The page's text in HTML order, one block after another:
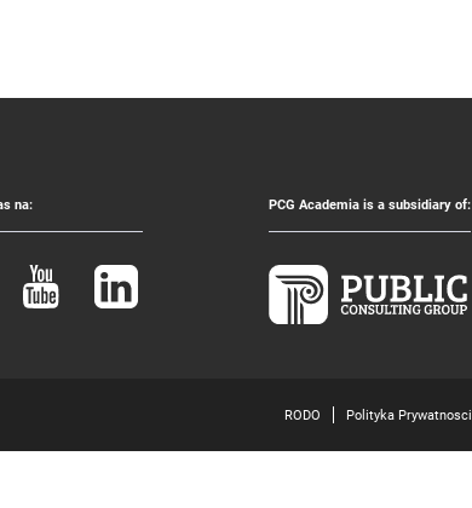
na: PCG Academia is a subsidiary of:
RODO Polityka Prywatnosci